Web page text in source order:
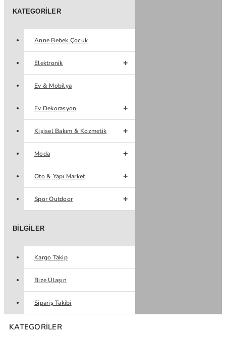
KATEGORILER
Anne Bebek Çocuk
Elektronik
Ev & Mobilya
Ev Dekorasyon
Kişisel Bakım & Kozmetik
Moda
Oto & Yapı Market
Spor Outdoor
BILGILER
Kargo Takip
Bize Ulaşın
Sipariş Takibi
KATEGORILER